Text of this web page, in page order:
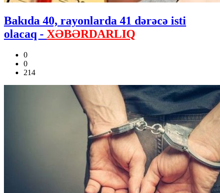
Bakıda 40, rayonlarda 41 dərəcə isti
olacaq - XƏBƏRDARLIQ
0
0
214